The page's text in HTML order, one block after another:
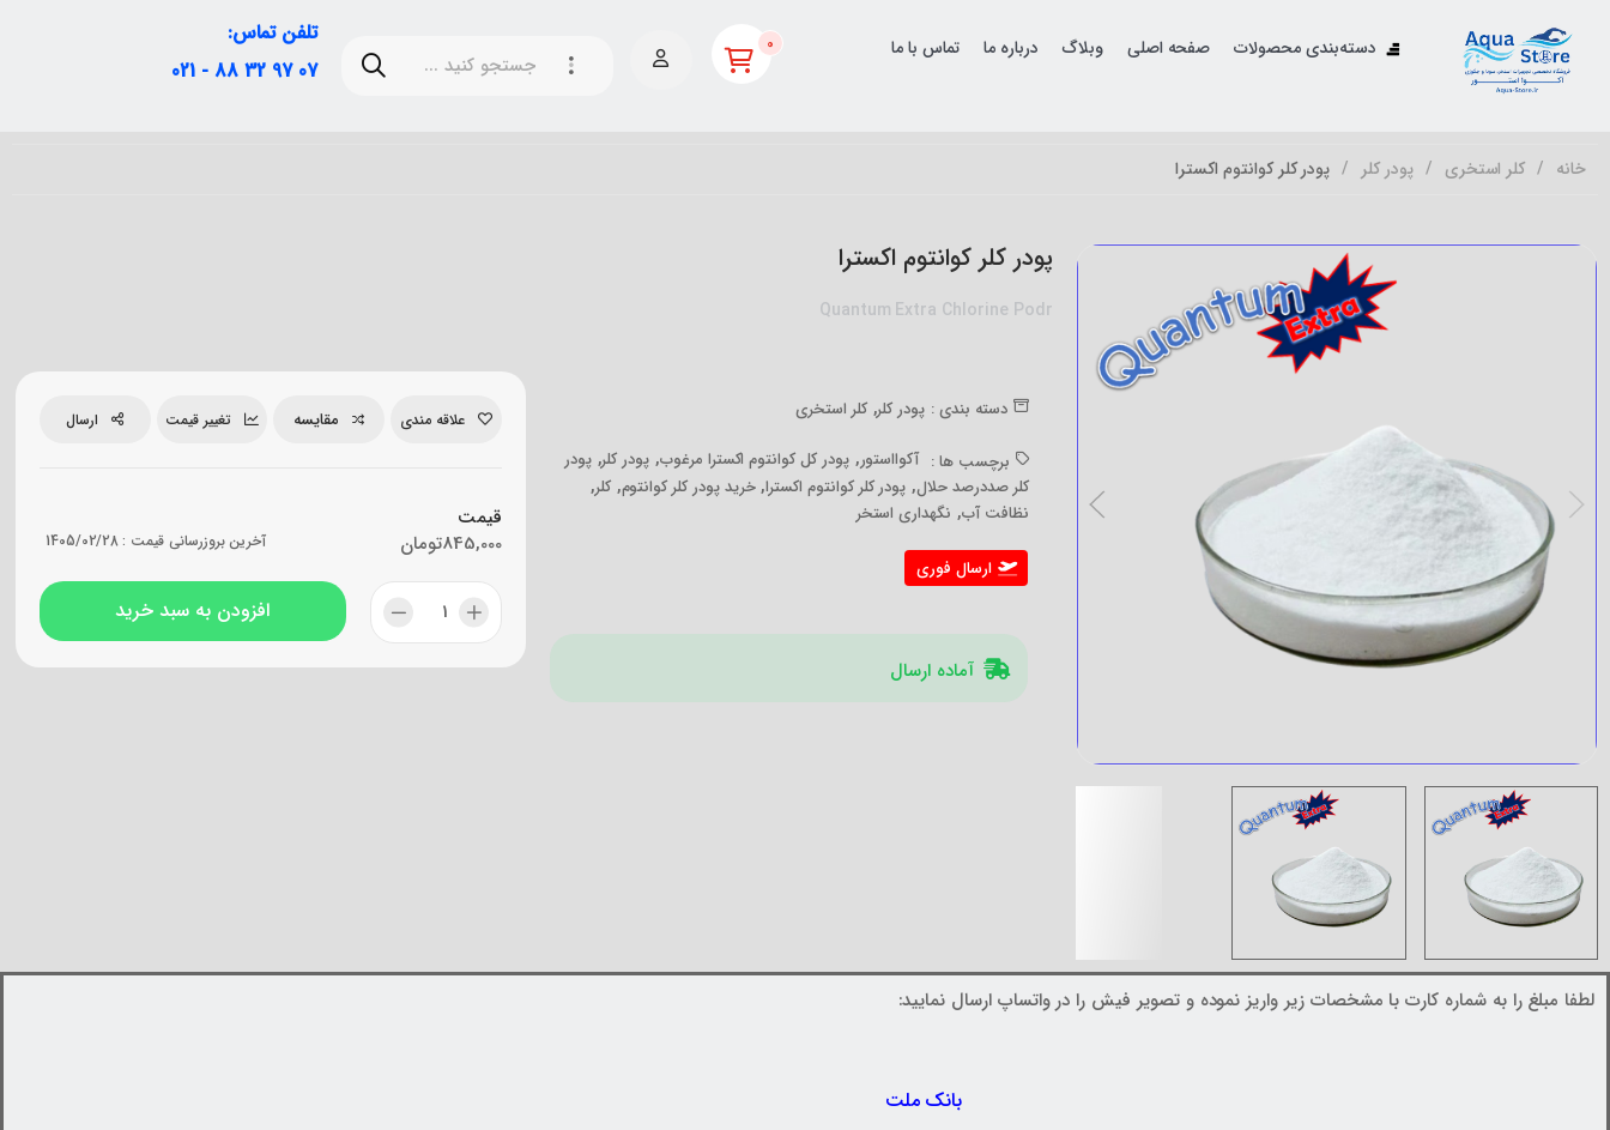
دسته‌بندی محصولات صفحه اصلی وبلاگ درباره ما تماس با ما 0
تلفن تماس:
07 97 32 88 - 021
خانه کلر استخری پودر کلر پودر کلر کوانتوم اکسترا
پودر کلر کوانتوم اکسترا
Quantum Extra Chlorine Podr
دسته بندی : پودر کلر,کلر استخری
برچسب ها : آکوااستور,پودر کل کوانتوم اکسترا مرغوب, پودر کلر,پودر
کلر صددرصد حلال, پودر کلر کوانتوم اکسترا,خرید پودر کلر کوانتوم,کلر,
نظافت آب, نگهداری استخر
ارسال فوری
آماده ارسال
علاقه مندی مقایسه تغییر قیمت ارسال
قیمت
تومان845,000 آخرین بروزرسانی قیمت :1405/02/28
افزودن به سبد خرید
لطفا مبلغ را به شماره کارت با مشخصات زیر واریز نموده و تصویر فیش را در واتساپ ارسال نمایید:
بانک ملت